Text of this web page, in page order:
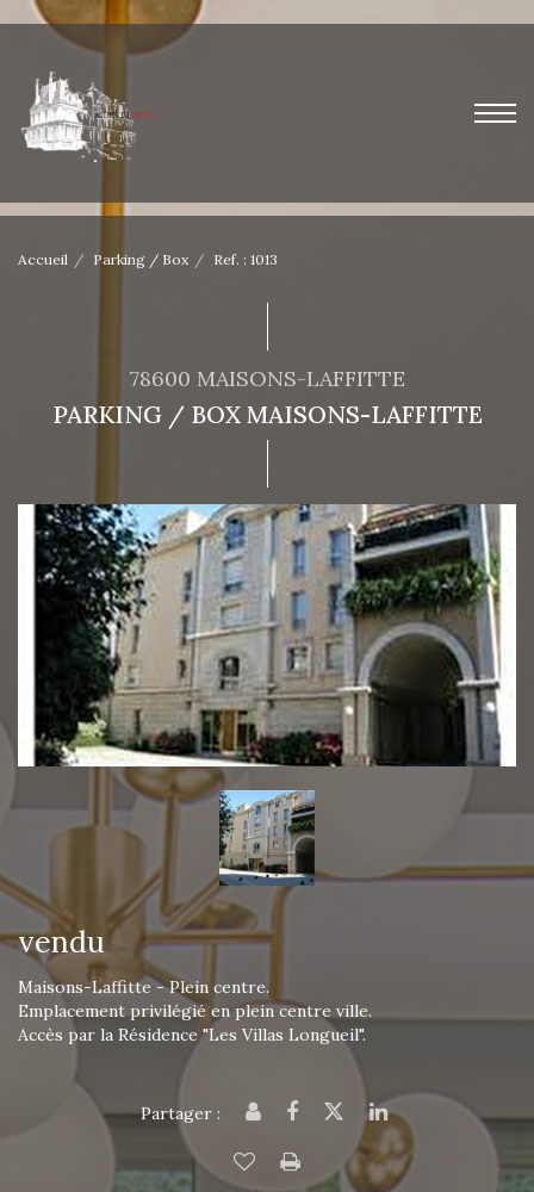
Accueil Parking / Box Ref. : 1013
78600 MAISONS-LAFFITTE
PARKING / BOX MAISONS-LAFFITTE
vendu
Maisons-Laffitte - Plein centre.
Emplacement privilégié en plein centre ville.
Accès par la Résidence "Les Villas Longueil".
Partager :